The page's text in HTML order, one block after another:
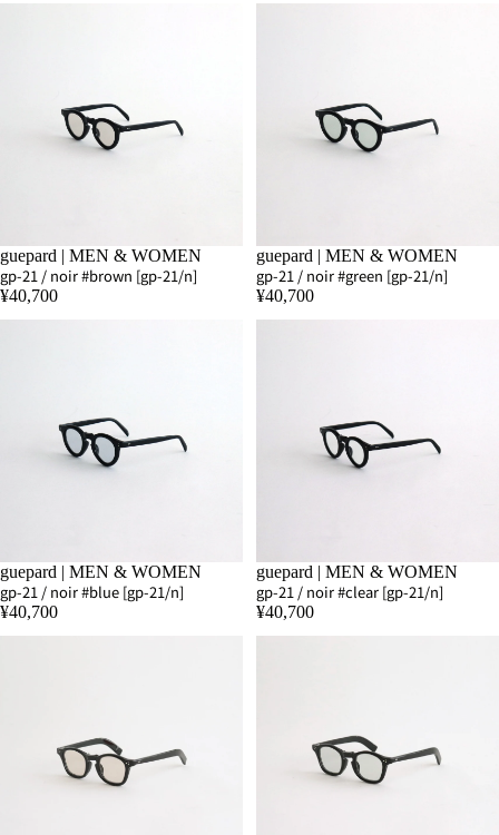
SOLD OUT
guepard | MEN & WOMEN
gp-21 / noir #brown [gp-21/n]
¥40,700
guepard | MEN & WOMEN
gp-21 / noir #green [gp-21/n]
¥40,700
guepard | MEN & WOMEN
gp-21 / noir #blue [gp-21/n]
¥40,700
SOLD OUT
guepard | MEN & WOMEN
gp-21 / noir #clear [gp-21/n]
¥40,700